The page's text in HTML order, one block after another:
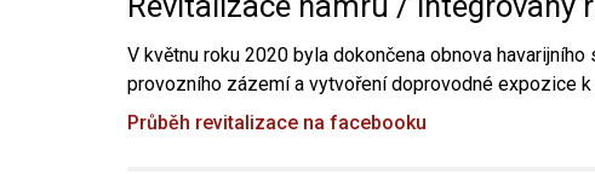
V květnu roku 2020 byla dokončena obnova
provozního zázemí a vytvoření doprovodné expozice
Průběh revitalizace na facebooku